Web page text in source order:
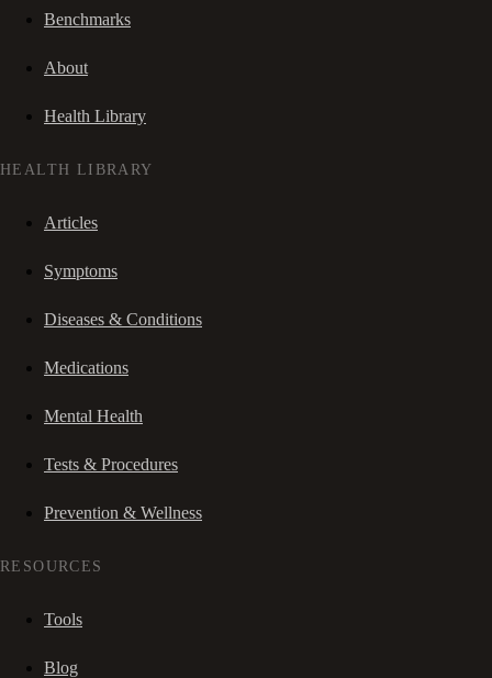
Benchmarks
About
Health Library
HEALTH LIBRARY
Articles
Symptoms
Diseases & Conditions
Medications
Mental Health
Tests & Procedures
Prevention & Wellness
RESOURCES
Tools
Blog